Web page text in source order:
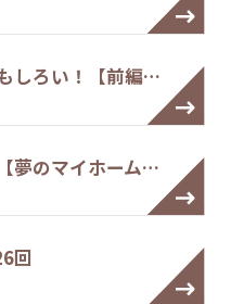
しろい！【前編…
のマイホーム…
回